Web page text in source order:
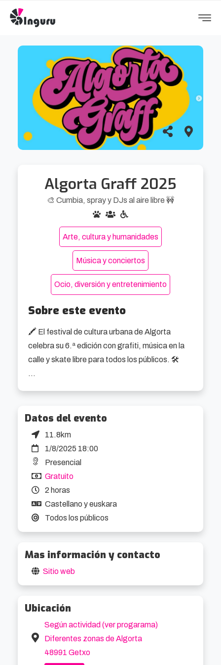
Algorta Graff 2025
🎨 Cumbia, spray y DJs al aire libre 🚧
Arte, cultura y humanidades
Música y conciertos
Ocio, diversión y entretenimiento
Sobre este evento
🖍️ El festival de cultura urbana de Algorta
celebra su 6.ª edición con grafiti, música en la
calle y skate libre para todos los públicos. 🛠️
Ignacio. Durante el 1 y 2 de agosto, el barrio se
convierte en un lienzo en directo: música,
pintura, rampas y furgonetas decoradas a
golpe de spray. El ambiente es callejero, familiar
Festival de arte urbano, cumbia itinerante y
🎯 Público objetivo:
Jóvenes, familias, amantes del grafiti, skaters,
📍 Espacios clave:
Muxikebarri, plaza del Casino, avenida
Basagoti, Telletxe y calles de Algorta.
Datos del evento
11.8km
1/8/2025 18:00
Presencial
Gratuito
2 horas
Castellano y euskara
Todos los públicos
Mas información y contacto
Sitio web
Ubicación
Según actividad (ver progarama)
Diferentes zonas de Algorta
48991 Getxo